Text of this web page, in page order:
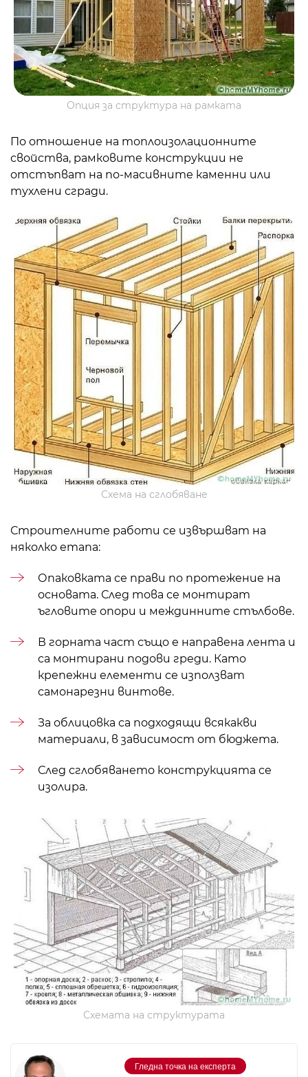
Опция за структура на рамката
По отношение на топлоизолационните
свойства, рамковите конструкции не
отстъпват на по-масивните каменни или
тухлени сгради.
Схема на сглобяване
Строителните работи се извършват на
няколко етапа:
Опаковката се прави по протежение на
основата. След това се монтират
ъгловите опори и междинните стълбове.
В горната част също е направена лента и
са монтирани подови греди. Като
крепежни елементи се използват
самонарезни винтове.
За облицовка са подходящи всякакви
материали, в зависимост от бюджета.
След сглобяването конструкцията се
изолира.
Схемата на структурата
Гледна точка на експерта